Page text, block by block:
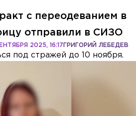
с переодеванием в
отправили в СИЗО
ГРИГОРИЙ ЛЕБЕДЕВ
2025, 16:17
под стражей до 10 ноября.